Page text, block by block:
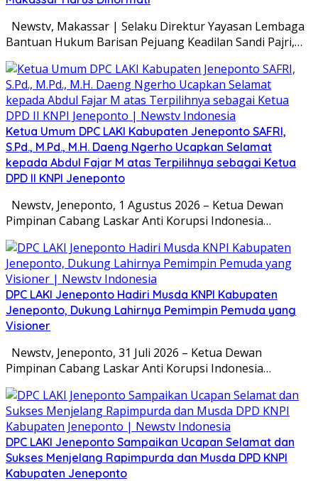
Newstv, Makassar | Selaku Direktur Yayasan Lembaga
Bantuan Hukum Barisan Pejuang Keadilan Sandi Pajri,…
Ketua Umum DPC LAKI Kabupaten Jeneponto SAFRI,
S.Pd., M.Pd., M.H. Daeng Ngerho Ucapkan Selamat
kepada Abdul Fajar M atas Terpilihnya sebagai Ketua
DPD II KNPI Jeneponto
Newstv, Jeneponto, 1 Agustus 2026 – Ketua Dewan
Pimpinan Cabang Laskar Anti Korupsi Indonesia…
DPC LAKI Jeneponto Hadiri Musda KNPI Kabupaten
Jeneponto, Dukung Lahirnya Pemimpin Pemuda yang
Visioner
Newstv, Jeneponto, 31 Juli 2026 – Ketua Dewan
Pimpinan Cabang Laskar Anti Korupsi Indonesia…
DPC LAKI Jeneponto Sampaikan Ucapan Selamat dan
Sukses Menjelang Rapimpurda dan Musda DPD KNPI
Kabupaten Jeneponto